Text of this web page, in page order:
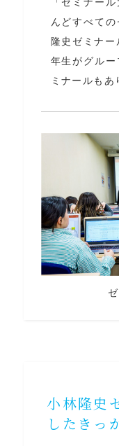
「ゼミナー
んどすべて
隆史ゼミナ
年生がグル
ミナールもあ
小林隆史
したきっ